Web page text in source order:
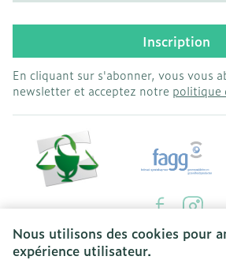
Nous utilisons des cookies pour
expérience utilisateur.
Inscription
En cliquant sur s'abonner, vous vous
newsletter et acceptez notre politique
Liens légaux